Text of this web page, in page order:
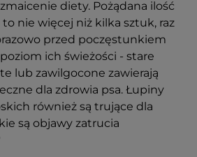
diety. Pożądana ilość
nie więcej niż kilka sztuk, raz
przed poczęstunkiem
ich świeżości - stare
lub zawilgocone zawierają
dla zdrowia psa. Łupiny
również są trujące dla
są objawy zatrucia